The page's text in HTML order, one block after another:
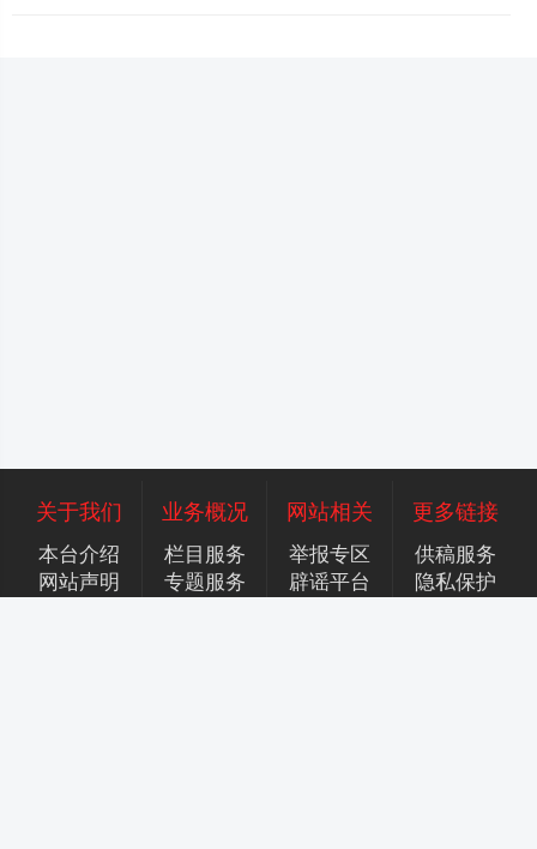
关于我们
本台介绍
网站声明
业务概况
栏目服务
专题服务
网站相关
举报专区
辟谣平台
更多链接
供稿服务
隐私保护